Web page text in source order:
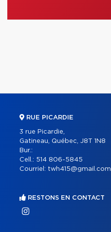
RUE PICARDIE
3 rue Picardie,
Gatineau, Québec, J8T 1N8
Bur.:
Cell.: 514 806-5845
Courriel: twh415@gmail.com
RESTONS EN CONTACT